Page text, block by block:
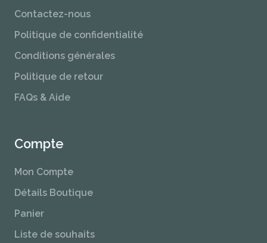
Contactez-nous
Politique de confidentialité
Conditions générales
Politique de retour
FAQs & Aide
Compte
Mon Compte
Détails Boutique
Panier
Liste de souhaits